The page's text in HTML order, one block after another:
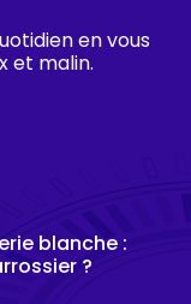
en vous
et malin.
blanche :
?